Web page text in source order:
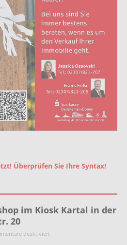
Überprüfen Sie Ihre Syntax!
im Kiosk Kartal in der
20
deaktiviert